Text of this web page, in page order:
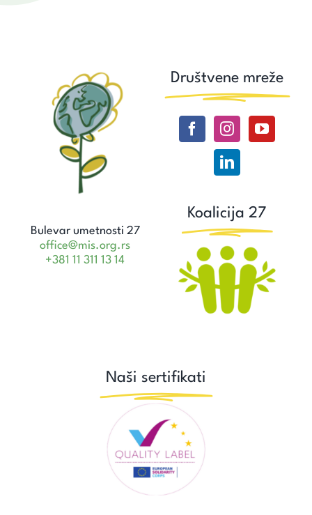
Bulevar umetnosti 27
office@mis.org.rs
+381 11 311 13 14
Društvene mreže
Koalicija 27
Naši sertifikati